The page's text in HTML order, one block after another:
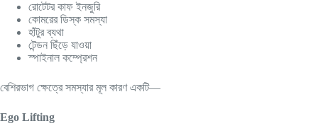
রোটেটর কাফ ইনজুরি
কোমরের ডিস্ক সমস্যা
হাঁটুর ব্যথা
টেন্ডন ছিঁড়ে যাওয়া
স্পাইনাল কম্প্রেশন
বেশিরভাগ ক্ষেত্রে সমস্যার মূল কারণ একটি—
Ego Lifting